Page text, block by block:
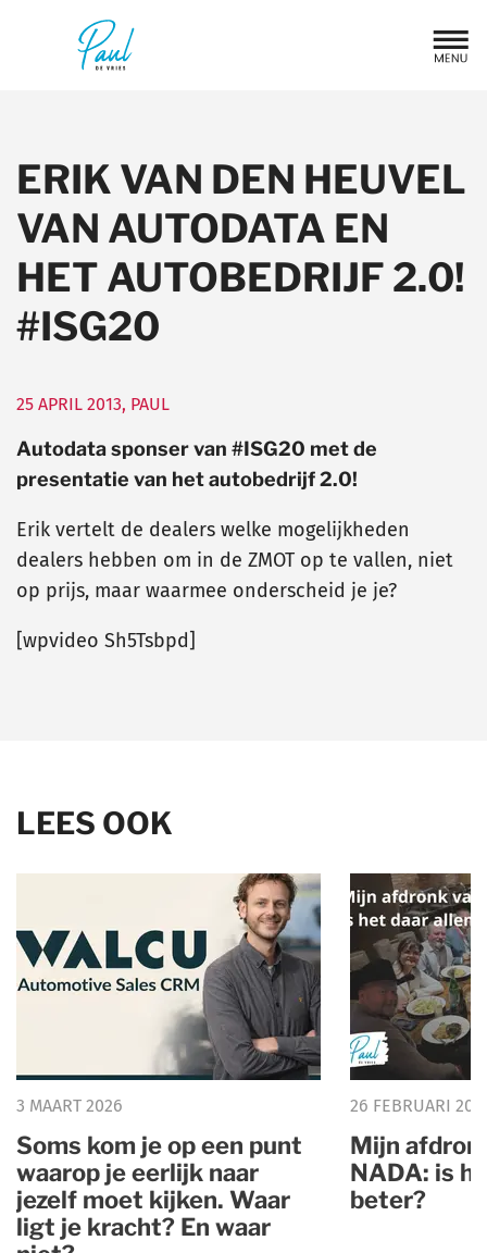
ERIK VAN DEN HEUVEL
VAN AUTODATA EN
HET AUTOBEDRIJF 2.0!
#ISG20
25 APRIL 2013, PAUL
Autodata sponser van #ISG20 met de
presentatie van het autobedrijf 2.0!
Erik vertelt de dealers welke mogelijkheden
dealers hebben om in de ZMOT op te vallen, niet
op prijs, maar waarmee onderscheid je je?
[wpvideo Sh5Tsbpd]
LEES OOK
3 MAART 2026
Soms kom je op een punt
waarop je eerlijk naar
jezelf moet kijken. Waar
ligt je kracht? En waar
26 FEBRUARI
Mijn
NADA: is
beter?